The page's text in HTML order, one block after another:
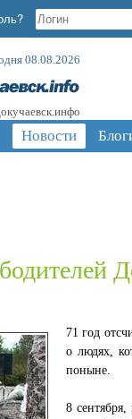
08.08.2026
Новости
71 год
о людях,
поныне.
8